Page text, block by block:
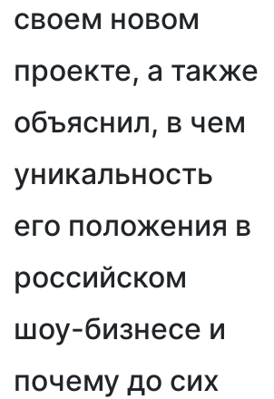
своем новом
проекте, а также
объяснил, в чем
уникальность
его положения в
российском
шоу-бизнесе и
почему до сих